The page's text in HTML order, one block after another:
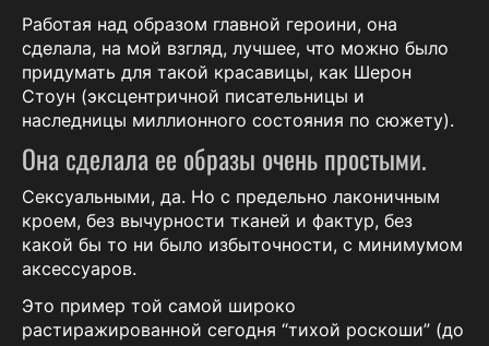
Работая над образом главной героини, она
сделала, на мой взгляд, лучшее, что можно было
придумать для такой красавицы, как Шерон
Стоун (эксцентричной писательницы и
наследницы миллионного состояния по сюжету).
Она сделала ее образы очень простыми.
Сексуальными, да. Но с предельно лаконичным
кроем, без вычурности тканей и фактур, без
какой бы то ни было избыточности, с минимумом
аксессуаров.
Это пример той самой широко
растиражированной сегодня “тихой роскоши” (до